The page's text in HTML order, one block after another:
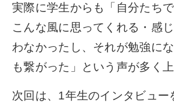
実際に学生からも「自分たちで
こんな風に思ってくれる・感
わなかったし、それが勉強に
も繋がった」という声が多く
次回は、1年生のインタビュー